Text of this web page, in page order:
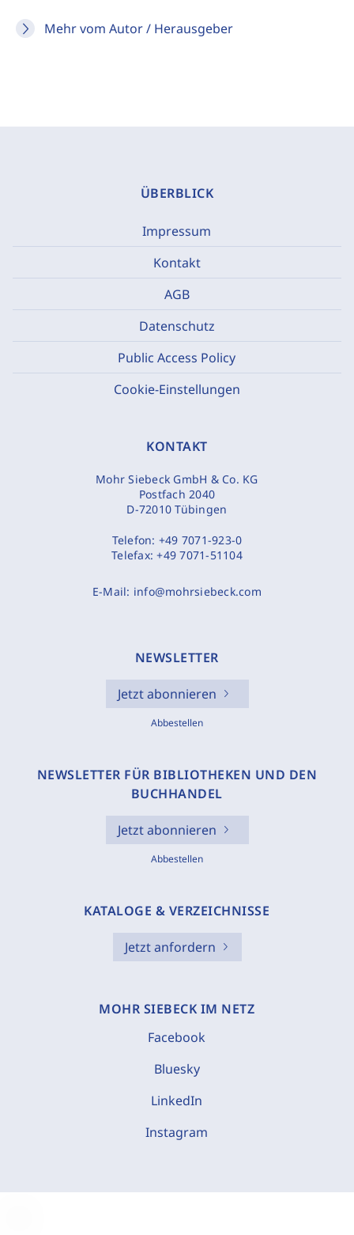
Mehr vom Autor / Herausgeber
ÜBERBLICK
Impressum
Kontakt
AGB
Datenschutz
Public Access Policy
Cookie-Einstellungen
KONTAKT
Mohr Siebeck GmbH & Co. KG
Postfach 2040
D-72010 Tübingen
Telefon: +49 7071-923-0
Telefax:+49 7071-51104
E-Mail: info@mohrsiebeck.com
NEWSLETTER
Jetzt abonnieren
Abbestellen
NEWSLETTER FÜR BIBLIOTHEKEN UND DEN
BUCHHANDEL
Jetzt abonnieren
Abbestellen
KATALOGE & VERZEICHNISSE
Jetzt anfordern
MOHR SIEBECK IM NETZ
Facebook
Bluesky
LinkedIn
Instagram